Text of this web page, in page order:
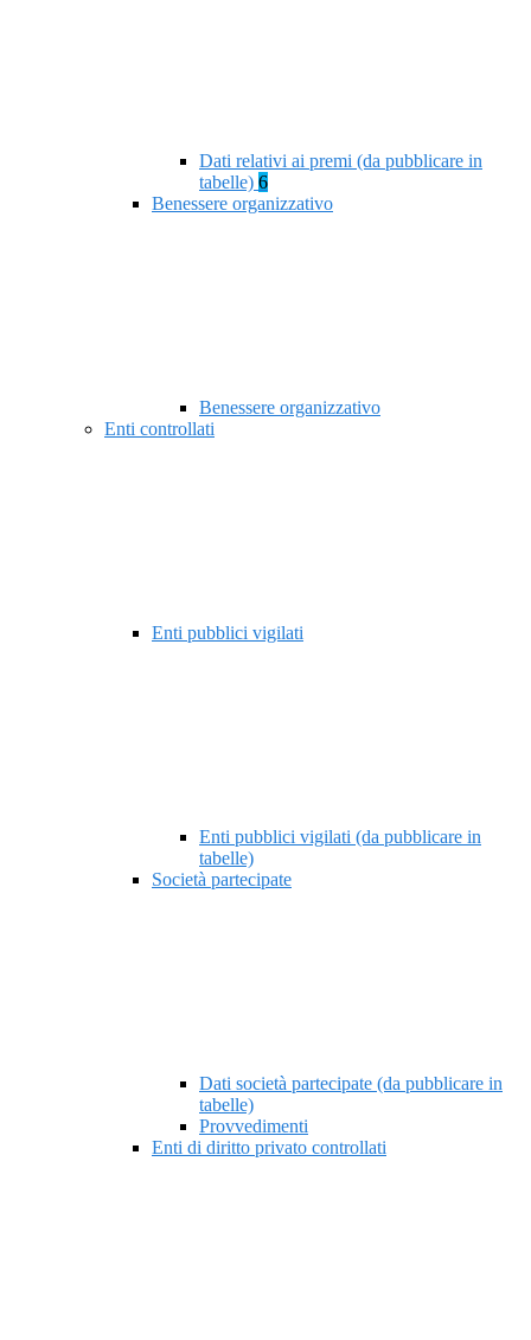
Dati relativi ai premi (da pubblicare in
tabelle) 6
Benessere organizzativo
Benessere organizzativo
Enti controllati
Enti pubblici vigilati
Enti pubblici vigilati (da pubblicare in
tabelle)
Società partecipate
Dati società partecipate (da pubblicare in
tabelle)
Provvedimenti
Enti di diritto privato controllati